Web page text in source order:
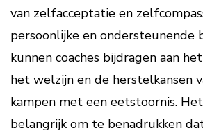
van zelfacceptatie en
persoonlijke en ondersteunende
kunnen coaches bijdragen aan
het welzijn en de herstelkansen
kampen met een eetstoornis.
belangrijk om te benadrukken